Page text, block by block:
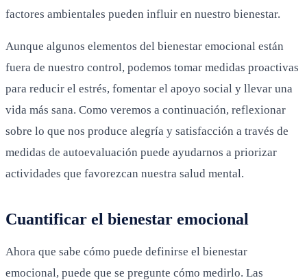
factores ambientales pueden influir en nuestro bienestar.
Aunque algunos elementos del bienestar emocional están
fuera de nuestro control, podemos tomar medidas proactivas
para reducir el estrés, fomentar el apoyo social y llevar una
vida más sana. Como veremos a continuación, reflexionar
sobre lo que nos produce alegría y satisfacción a través de
medidas de autoevaluación puede ayudarnos a priorizar
actividades que favorezcan nuestra salud mental.
Cuantificar el bienestar emocional
Ahora que sabe cómo puede definirse el bienestar
emocional, puede que se pregunte cómo medirlo. Las